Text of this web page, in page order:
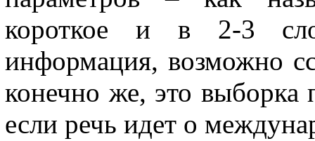
короткое и в 2-3
информация, возможно
конечно же, это выборка
если речь идет о